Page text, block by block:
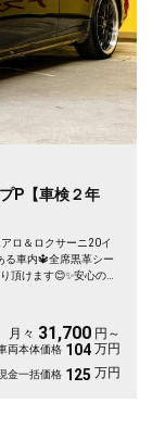
P【車検２年
ロ＆ロクサーニ20イ
る車内🔱全席黒革シー
頂けます😊✨安心のド
月々 31,700 円～
両本体価格 104 万円
金一括価格 125 万円